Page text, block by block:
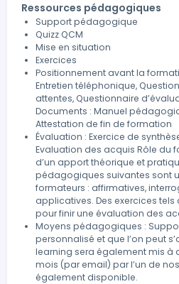
Ressources pédagogiques
Support pédagogique
Quizz QCM
Mise en situation
Exercices
Positionnement avant la
Entretien téléphonique,
attentes, Questionnaire
Documents : Manuel
Attestation de fin de formation
Évaluation : Exercice de
Evaluation des acquis Rôle du
d’un apport théorique et
pédagogiques suivantes sont
formateurs : affirmatives,
applicatives. Des exercices tels
pour finir une évaluation des
Moyens pédagogiques :
personnalisé et que l’on peut
learning sera également mis à
mois (par email) par l’un de
également disponible.